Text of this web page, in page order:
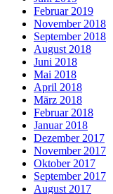
Februar 2019
November 2018
September 2018
August 2018
Juni 2018
Mai 2018
April 2018
März 2018
Februar 2018
Januar 2018
Dezember 2017
November 2017
Oktober 2017
September 2017
August 2017